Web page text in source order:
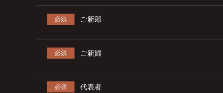
必須 ご新郎
必須 ご新婦
必須 代表者